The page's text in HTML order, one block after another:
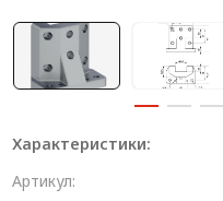
Метрический крепеж
Конструкции из профиля
Характеристики:
Артикул: